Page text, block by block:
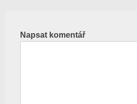
Napsat komentář